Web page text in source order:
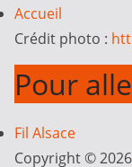
Accueil
Crédit photo :
Pour
Fil Alsace
Copyright © 2026